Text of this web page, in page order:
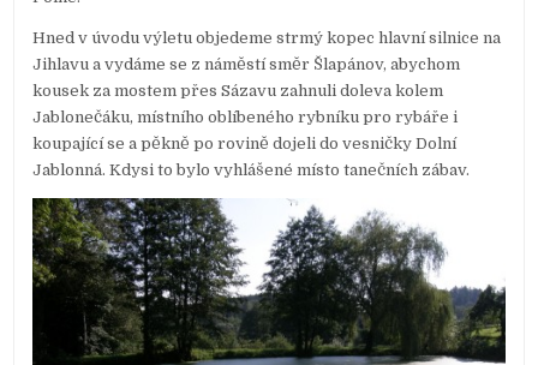
Hned v úvodu výletu objedeme strmý kopec hlavní silnice na
Jihlavu a vydáme se z náměstí směr Šlapánov, abychom
kousek za mostem přes Sázavu zahnuli doleva kolem
Jablonečáku, místního oblíbeného rybníku pro rybáře i
koupající se a pěkně po rovině dojeli do vesničky Dolní
Jablonná. Kdysi to bylo vyhlášené místo tanečních zábav.